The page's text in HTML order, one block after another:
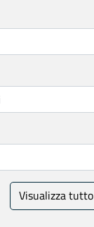
Visualizza tutto